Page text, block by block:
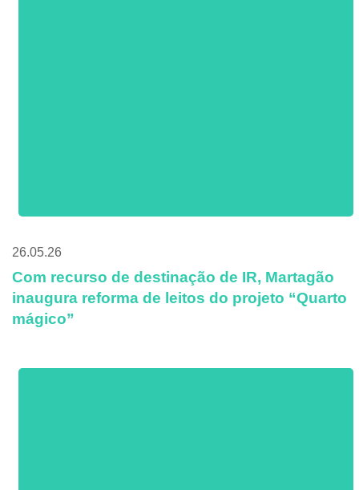
26.05.26
Com recurso de destinação de IR, Martagão
inaugura reforma de leitos do projeto “Quarto
mágico”